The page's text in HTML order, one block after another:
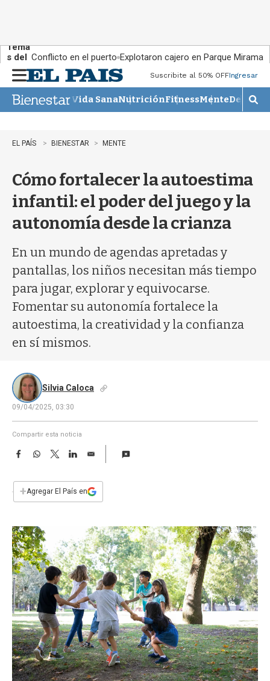
Tema
s del
día:
Conflicto en el puerto Explotaron cajero en Parque Miramar
n
u
Suscribite al 50% OFFIngresar
Vida SanaNutriciónFitnessMente
M
o
b
a
EL PAÍS BIENESTAR MENTE
Cómo fortalecer la autoestima
infantil: el poder del juego y la
autonomía desde la crianza
En un mundo de agendas apretadas y
pantallas, los niños necesitan más tiempo
para jugar, explorar y equivocarse.
Fomentar su autonomía fortalece la
autoestima, la creatividad y la confianza
en sí mismos.
Silvia Caloca
09/04/2025, 03:30
Compartir esta noticia
F
e
b
k
W
s
p
T
w
t
L
E
i
l
+Agregar El País en